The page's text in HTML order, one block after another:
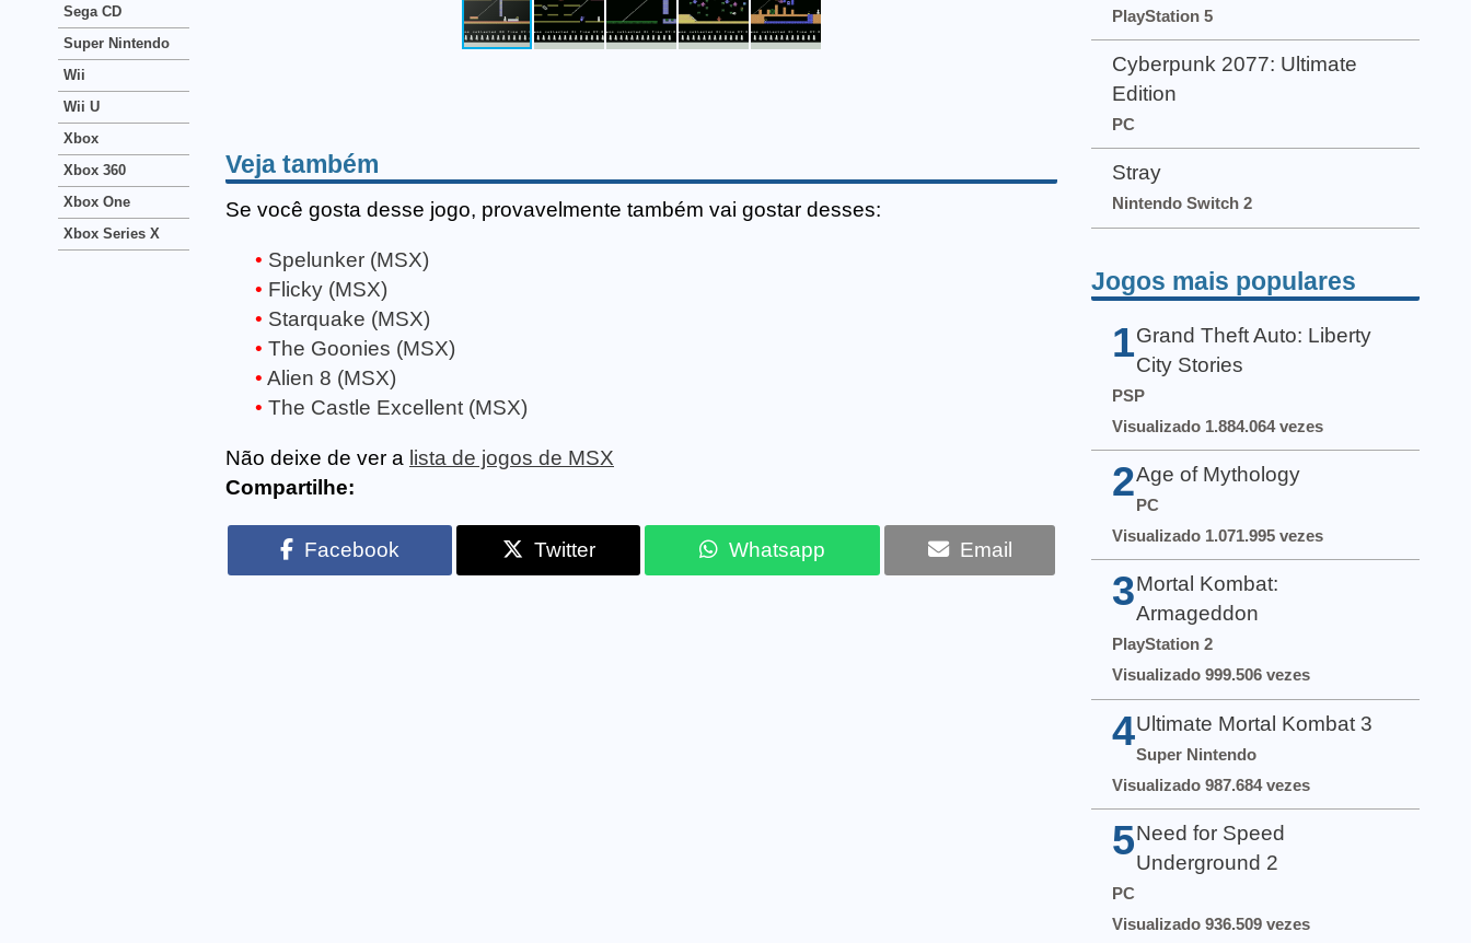
Veja também
Se você gosta desse jogo, provavelmente também vai gostar desses:
Spelunker (MSX)
Flicky (MSX)
Starquake (MSX)
The Goonies (MSX)
Alien 8 (MSX)
The Castle Excellent (MSX)
Não deixe de ver a lista de jogos de MSX
Compartilhe:
Facebook Twitter Whatsapp Email
Sega CD
Super Nintendo
Wii
Wii U
Xbox
Xbox 360
Xbox One
Xbox Series X
PlayStation 5
Cyberpunk 2077: Ultimate
Edition
PC
Stray
Nintendo Switch 2
Jogos mais populares
1 Grand Theft Auto: Liberty
City Stories
PSP
Visualizado 1.884.064 vezes
2Age of Mythology
PC
Visualizado 1.071.995 vezes
3 Mortal Kombat:
Armageddon
PlayStation 2
Visualizado 999.506 vezes
4 Ultimate Mortal Kombat 3
Super Nintendo
Visualizado 987.684 vezes
5 Need for Speed
Underground 2
PC
Visualizado 936.509 vezes